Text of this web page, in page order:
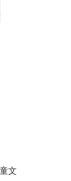
文